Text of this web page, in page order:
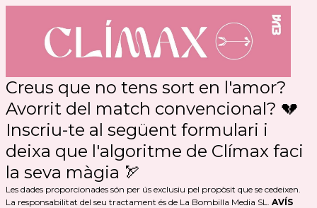
Creus que no tens sort en l'amor?
Avorrit del match convencional? 💔
Inscriu-te al següent formulari i
deixa que l'algoritme de Clímax faci
la seva màgia 🏹
Les dades proporcionades són per ús exclusiu pel propòsit que se cedeixen.
La responsabilitat del seu tractament és de La Bombilla Media SL. AVÍS